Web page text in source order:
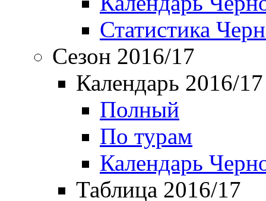
Статистика
Сезон 2016/17
Календарь 2016/17
Полный
По турам
Календарь
Таблица 2016/17